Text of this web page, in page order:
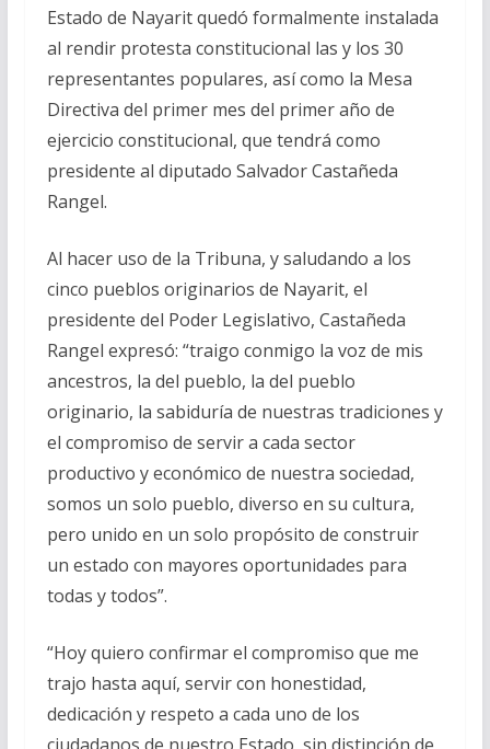
Estado de Nayarit quedó formalmente instalada
al rendir protesta constitucional las y los 30
representantes populares, así como la Mesa
Directiva del primer mes del primer año de
ejercicio constitucional, que tendrá como
presidente al diputado Salvador Castañeda
Rangel.
Al hacer uso de la Tribuna, y saludando a los
cinco pueblos originarios de Nayarit, el
presidente del Poder Legislativo, Castañeda
Rangel expresó: “traigo conmigo la voz de mis
ancestros, la del pueblo, la del pueblo
originario, la sabiduría de nuestras tradiciones y
el compromiso de servir a cada sector
productivo y económico de nuestra sociedad,
somos un solo pueblo, diverso en su cultura,
pero unido en un solo propósito de construir
un estado con mayores oportunidades para
todas y todos”.
“Hoy quiero confirmar el compromiso que me
trajo hasta aquí, servir con honestidad,
dedicación y respeto a cada uno de los